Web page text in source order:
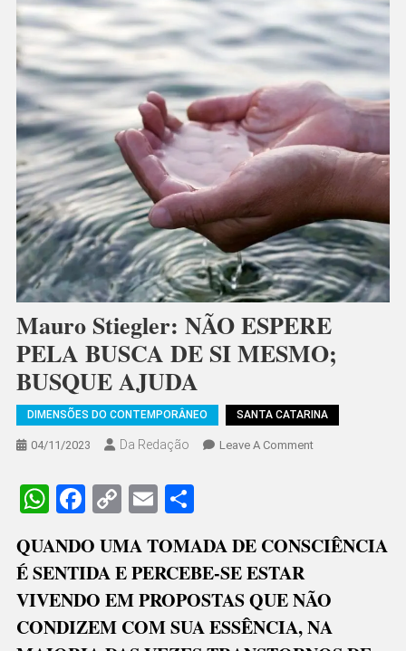
Mauro Stiegler: NÃO ESPERE
PELA BUSCA DE SI MESMO;
BUSQUE AJUDA
DIMENSÕES DO CONTEMPORÂNEO SANTA CATARINA
04/11/2023 Da Redação Leave A CommentOn
PELA
DE
SI
MESMO;
WhatsApp
Facebook
CopyEmailShare
QUANDO UMA TOMADA DE CONSCIÊNCIA
É SENTIDA E PERCEBE-SE ESTAR
VIVENDO EM PROPOSTAS QUE NÃO
CONDIZEM COM SUA ESSÊNCIA, NA